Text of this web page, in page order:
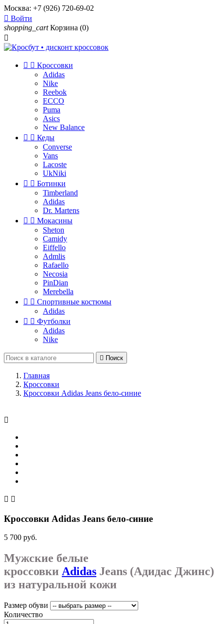
Москва: +7 (926) 720-69-02
 Войти
shopping_cart Корзина (0)

  Кроссовки
Adidas
Nike
Reebok
ECCO
Puma
Asics
New Balance
  Кеды
Converse
Vans
Lacoste
UkNiki
  Ботинки
Timberland
Adidas
Dr. Martens
  Мокасины
Sheton
Camidy
Eiffello
Admlis
Rafaello
Necosia
PinDian
Merebella
  Спортивные костюмы
Adidas
  Футболки
Adidas
Nike
 Поиск
Главная
Кроссовки
Кроссовки Adidas Jeans бело-синие

 
Кроссовки Adidas Jeans бело-синие
5 700 руб.
Мужские белые
кроссовки Adidas Jeans (Адидас Джинс)
из натуральной кожи
Размер обуви
Количество